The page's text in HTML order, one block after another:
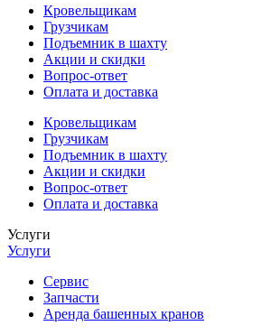
Кровельщикам
Грузчикам
Подъемник в шахту
Акции и скидки
Вопрос-ответ
Оплата и доставка
Кровельщикам
Грузчикам
Подъемник в шахту
Акции и скидки
Вопрос-ответ
Оплата и доставка
Услуги
Услуги
Сервис
Запчасти
Аренда башенных кранов